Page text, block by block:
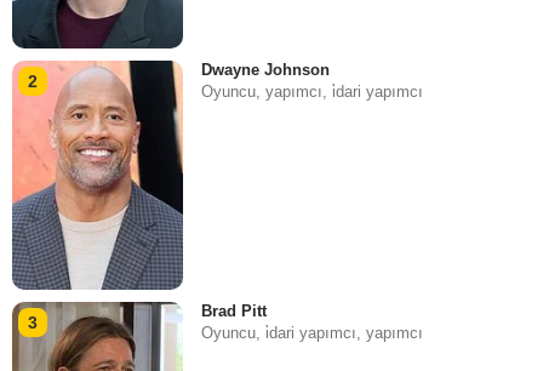
2
Dwayne Johnson
Oyuncu, yapımcı, i̇dari yapımcı
3
Brad Pitt
Oyuncu, i̇dari yapımcı, yapımcı